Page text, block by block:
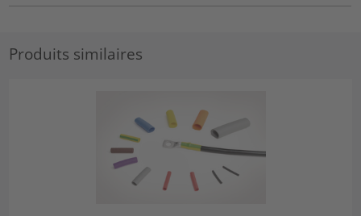
Produits similaires